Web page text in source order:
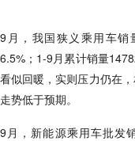
9月，我国狭义乘用车销
6.5%；1-9月累计销量
看似回暖，实则压力仍在
走势低于预期。
9月，新能源乘用车批发